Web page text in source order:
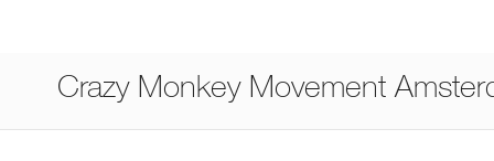
Crazy Monkey Movement